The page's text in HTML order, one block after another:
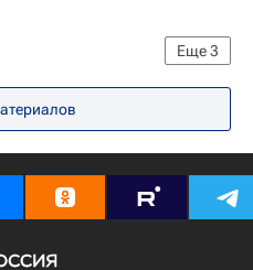
Еще3
МЧС России (Министерство РФ по делам гражданской обороны, чрезвычайным ситуациям и ликвидации последствий стихийных бедствий)
из-за паводка